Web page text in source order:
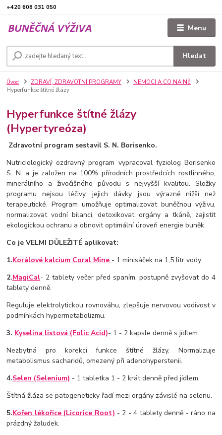
Menu
Hledat
+420 608 031 050
Úvod ZDRAVÍ, ZDRAVOTNÍ PROGRAMY
NEMOCI A CO NA NĚ
Hyperfunkce štítné žlázy
Hyperfunkce štítné žlázy
(Hypertyreóza)
Zdravotní program sestavil S. N. Borisenko.
Nutriciologický ozdravný program vypracoval fyziolog Borisenko
S. N. a je založen na 100% přírodních prostředcích rostlinného,
minerálního a živočišného původu s nejvyšší kvalitou. Složky
programu nejsou léčivy, jejich dávky jsou výrazně nižší než
terapeutické. Program umožňuje optimalizovat buněčnou výživu,
normalizovat vodní bilanci, detoxikovat orgány a tkáně, zajistit
ekologickou ochranu a obnovit optimální úroveň energie buněk.
Co je VELMI DŮLEŽITÉ aplikovat:
1.Korálové kalcium Coral Mine - 1 minisáček na 1,5 litr vody.
2.MagiCal- 2 tablety večer před spaním, postupně zvyšovat do 4
tablety denně.
Reguluje elektrolytickou rovnováhu, zlepšuje nervovou vodivost v
podmínkách hypermetabolizmu.
3. Kyselina listová (Folic Acid)- 1 - 2 kapsle denně s jídlem.
Nezbytná pro korekci funkce štítné žlázy. Normalizuje
metabolismus sacharidů, omezený při adenohyperstenii.
4.Selen (Selenium) - 1 tabletka 1 - 2 krát denně před jídlem.
Štítná žláza se patogeneticky řadí mezi orgány závislé na selenu.
5.Kořen lékořice (Licorice Root) - 2 - 4 tablety denně - ráno na
prázdný žaludek.